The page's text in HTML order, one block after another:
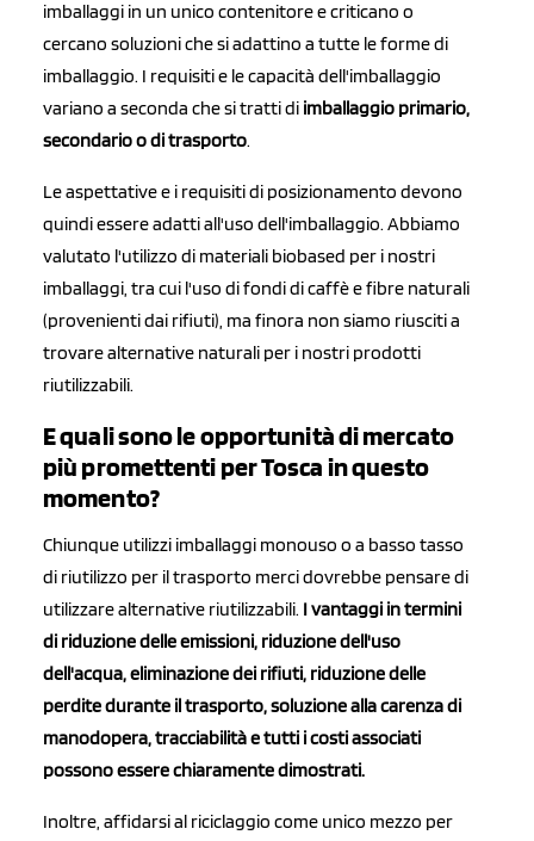
imballaggi in un unico contenitore e criticano o
cercano soluzioni che si adattino a tutte le forme di
imballaggio. I requisiti e le capacità dell'imballaggio
variano a seconda che si tratti di imballaggio primario,
secondario o di trasporto.
Le aspettative e i requisiti di posizionamento devono
quindi essere adatti all'uso dell'imballaggio. Abbiamo
valutato l'utilizzo di materiali biobased per i nostri
imballaggi, tra cui l'uso di fondi di caffè e fibre naturali
(provenienti dai rifiuti), ma finora non siamo riusciti a
trovare alternative naturali per i nostri prodotti
riutilizzabili.
E quali sono le opportunità di mercato
più promettenti per Tosca in questo
momento?
Chiunque utilizzi imballaggi monouso o a basso tasso
di riutilizzo per il trasporto merci dovrebbe pensare di
utilizzare alternative riutilizzabili. I vantaggi in termini
di riduzione delle emissioni, riduzione dell'uso
dell'acqua, eliminazione dei rifiuti, riduzione delle
perdite durante il trasporto, soluzione alla carenza di
manodopera, tracciabilità e tutti i costi associati
possono essere chiaramente dimostrati.
Inoltre, affidarsi al riciclaggio come unico mezzo per